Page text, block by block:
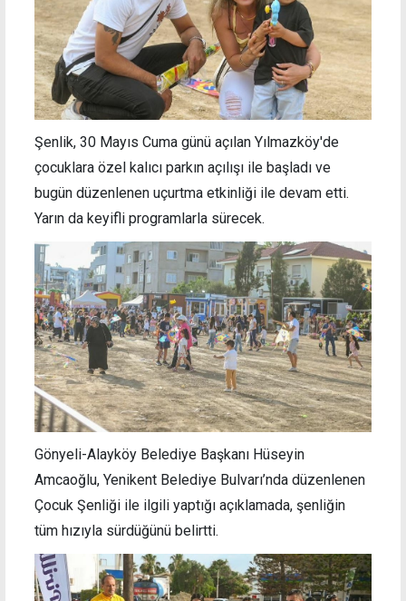
Şenlik, 30 Mayıs Cuma günü açılan Yılmazköy'de
çocuklara özel kalıcı parkın açılışı ile başladı ve
bugün düzenlenen uçurtma etkinliği ile devam etti.
Yarın da keyifli programlarla sürecek.
Gönyeli-Alayköy Belediye Başkanı Hüseyin
Amcaoğlu, Yenikent Belediye Bulvarı’nda düzenlenen
Çocuk Şenliği ile ilgili yaptığı açıklamada, şenliğin
tüm hızıyla sürdüğünü belirtti.